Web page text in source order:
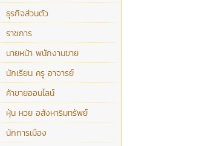
ธุรกิจส่วนตัว
ราชการ
นายหน้า พนักงานขาย
นักเรียน ครู อาจารย์
ค้าขายออนไลน์
หุ้น หวย อสังหาริมทรัพย์
นักการเมือง